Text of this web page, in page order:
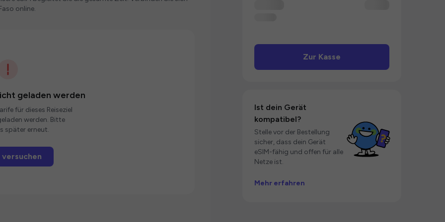
online.
geladen werden
für dieses Reiseziel
werden. Bitte
später erneut.
Zur Kasse
Ist dein Gerät
kompatibel?
Stelle vor der Bestellung
sicher, dass dein Gerät
eSIM-fähig und offen für alle
Netze ist.
Mehr erfahren